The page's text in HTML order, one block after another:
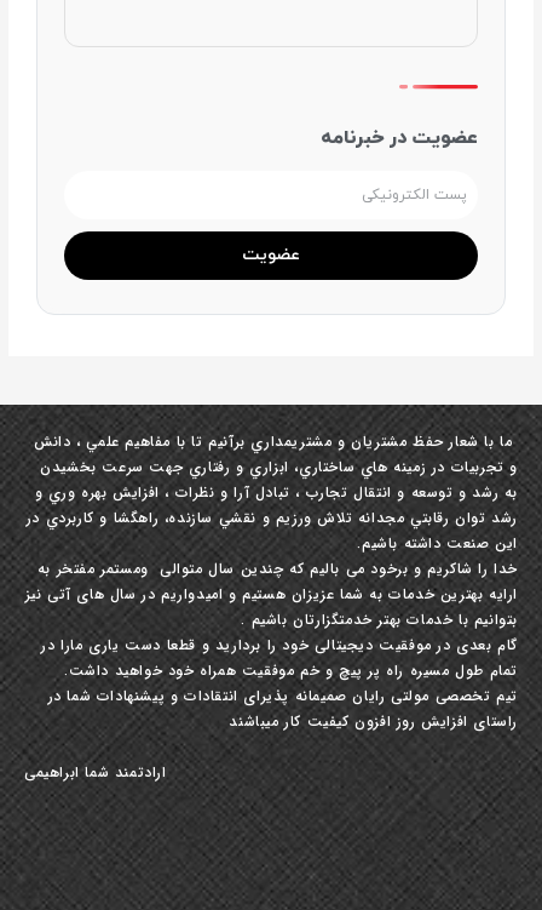
عضویت در خبرنامه
ایمیل
عضویت
ما با شعار حفظ مشتريان و مشتري‏مداري برآنيم تا با مفاهيم علمي ، دانش
و تجربيات در زمينه ‏هاي ساختاري، ابزاري و رفتاري جهت سرعت بخشيدن
به رشد و توسعه و انتقال تجارب ، تبادل آرا و نظرات ، افزايش بهره‏ وري و
رشد توان رقابتي مجدانه تلاش ورزيم و نقشي سازنده، راهگشا و كاربردي در
این صنعت داشته باشيم.
خدا را شاکریم و برخود می بالیم که چندین سال متوالی ومستمر مفتخر به
ارایه بهترین خدمات به شما عزیزان هستیم و امیدواریم در سال های آتی نیز
بتوانیم با خدمات بهتر خدمتگزارتان باشیم .
گام بعدی در موفقیت دیجیتالی خود را بردارید و قطعا دست یاری مارا در
تمام طول مسیره راه پر پیچ و خم موفقیت همراه خود خواهید داشت.
تیم تخصصی مولتی رایان صمیمانه پذیرای انتقادات و پیشنهادات شما در
راستای افزایش روز افزون کیفیت کار میباشند
ارادتمند شما ابراهیمی